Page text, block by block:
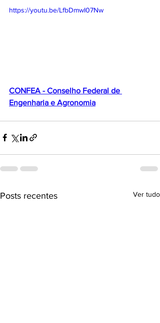
https://youtu.be/LfbDmwI07Nw
CONFEA - Conselho Federal de
Engenharia e Agronomia
Posts recentes Ver tudo